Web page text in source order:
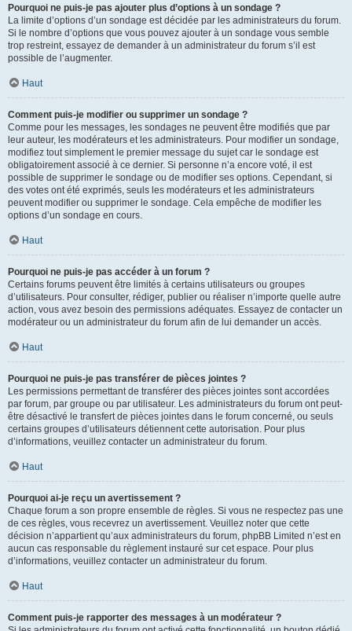
Pourquoi ne puis-je pas ajouter plus d’options à un sondage ?
La limite d’options d’un sondage est décidée par les administrateurs du forum.
Si le nombre d’options que vous pouvez ajouter à un sondage vous semble
trop restreint, essayez de demander à un administrateur du forum s’il est
possible de l’augmenter.
Haut
Comment puis-je modifier ou supprimer un sondage ?
Comme pour les messages, les sondages ne peuvent être modifiés que par
leur auteur, les modérateurs et les administrateurs. Pour modifier un sondage,
modifiez tout simplement le premier message du sujet car le sondage est
obligatoirement associé à ce dernier. Si personne n’a encore voté, il est
possible de supprimer le sondage ou de modifier ses options. Cependant, si
des votes ont été exprimés, seuls les modérateurs et les administrateurs
peuvent modifier ou supprimer le sondage. Cela empêche de modifier les
options d’un sondage en cours.
Haut
Pourquoi ne puis-je pas accéder à un forum ?
Certains forums peuvent être limités à certains utilisateurs ou groupes
d’utilisateurs. Pour consulter, rédiger, publier ou réaliser n’importe quelle autre
action, vous avez besoin des permissions adéquates. Essayez de contacter un
modérateur ou un administrateur du forum afin de lui demander un accès.
Haut
Pourquoi ne puis-je pas transférer de pièces jointes ?
Les permissions permettant de transférer des pièces jointes sont accordées
par forum, par groupe ou par utilisateur. Les administrateurs du forum ont peut-
être désactivé le transfert de pièces jointes dans le forum concerné, ou seuls
certains groupes d’utilisateurs détiennent cette autorisation. Pour plus
d’informations, veuillez contacter un administrateur du forum.
Haut
Pourquoi ai-je reçu un avertissement ?
Chaque forum a son propre ensemble de règles. Si vous ne respectez pas une
de ces règles, vous recevrez un avertissement. Veuillez noter que cette
décision n’appartient qu’aux administrateurs du forum, phpBB Limited n’est en
aucun cas responsable du règlement instauré sur cet espace. Pour plus
d’informations, veuillez contacter un administrateur du forum.
Haut
Comment puis-je rapporter des messages à un modérateur ?